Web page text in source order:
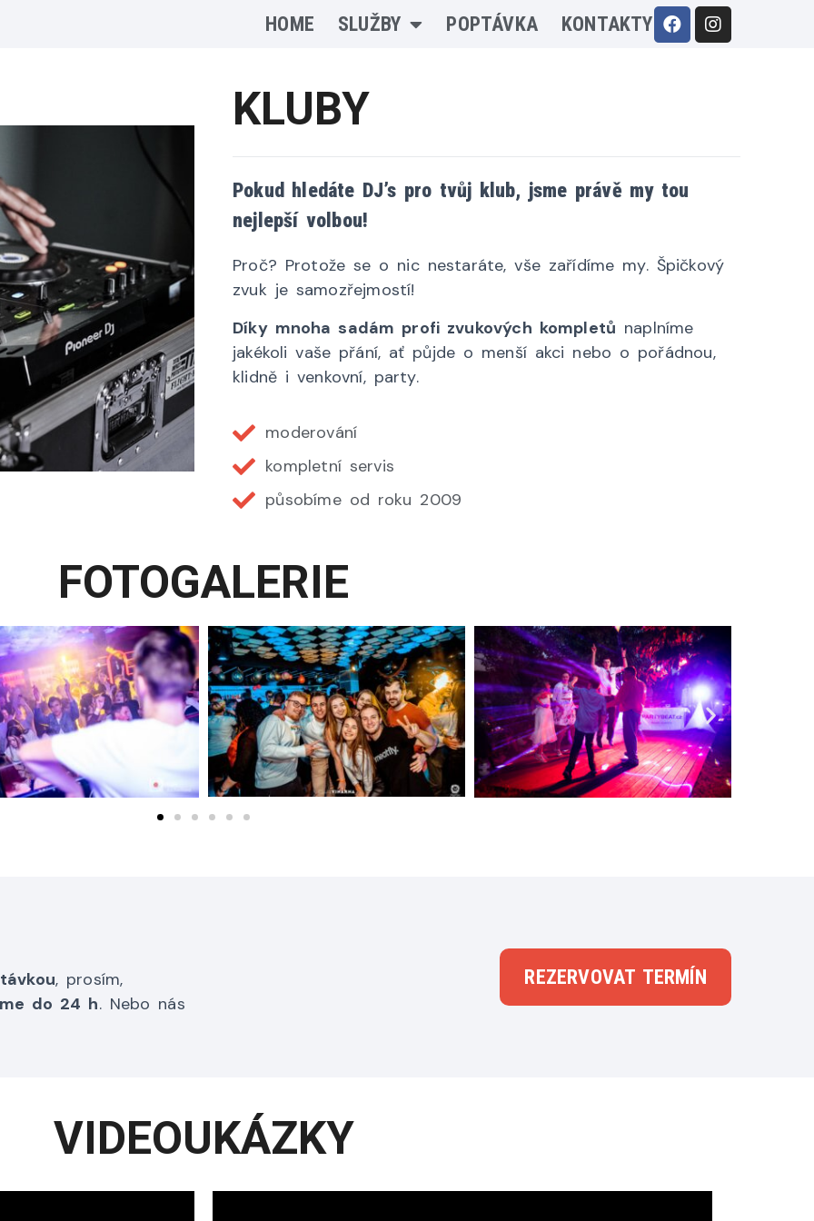
HOME SLUŽBY POPTÁVKA KONTAKTY
KLUBY
Pokud hledáte DJ’s pro tvůj klub, jsme právě my tou
nejlepší volbou!
Proč? Protože se o nic nestaráte, vše zařídíme my. Špičkový
zvuk je samozřejmostí!
Díky mnoha sadám profi zvukových kompletů naplníme
jakékoli vaše přání, ať půjde o menší akci nebo o pořádnou,
klidně i venkovní, party.
moderování
kompletní servis
působíme od roku 2009
FOTOGALERIE
, prosím,
do 24 h. Nebo nás
REZERVOVAT TERMÍN
VIDEOUKÁZKY